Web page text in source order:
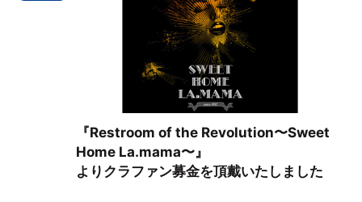
『Restroom of the Revolution〜Sweet
Home La.mama〜』
よりクラファン募金を頂戴いたしました